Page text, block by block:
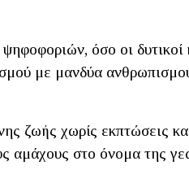
όσο οι δυτικοί
με μανδύα
ζωής χωρίς εκπτώσεις
αμάχους στο όνομα της